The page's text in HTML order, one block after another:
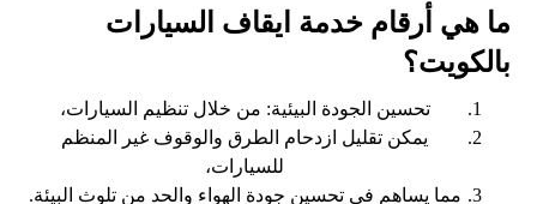
ما هي أرقام خدمة ايقاف السيارات
بالكويت؟
تحسين الجودة البيئية: من خلال تنظيم السيارات،
يمكن تقليل ازدحام الطرق والوقوف غير المنظم
للسيارات،
مما يساهم في تحسين جودة الهواء والحد من تلوث البيئة.